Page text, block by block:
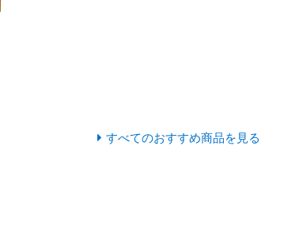
すべてのおすすめ商品を見る